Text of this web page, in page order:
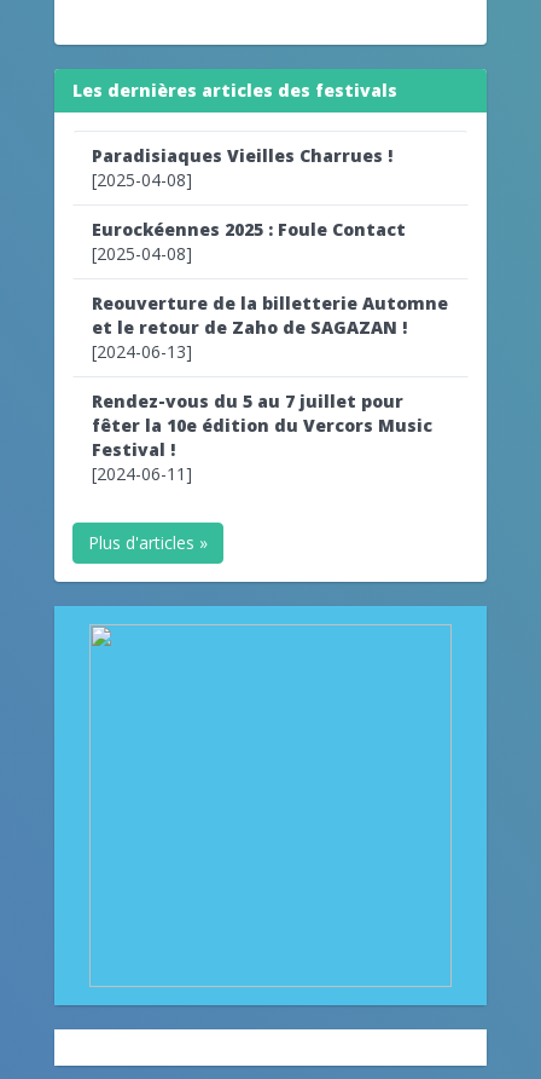
Les dernières articles des festivals
Paradisiaques Vieilles Charrues !
[2025-04-08]
Eurockéennes 2025 : Foule Contact
[2025-04-08]
Reouverture de la billetterie Automne
et le retour de Zaho de SAGAZAN !
[2024-06-13]
Rendez-vous du 5 au 7 juillet pour
fêter la 10e édition du Vercors Music
Festival !
[2024-06-11]
Plus d'articles »